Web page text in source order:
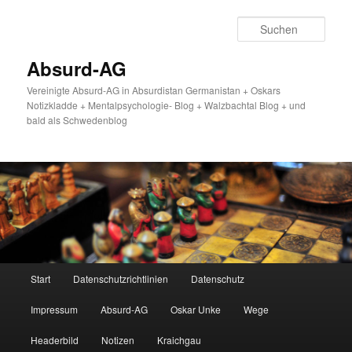
Absurd-AG
Vereinigte Absurd-AG in Absurdistan Germanistan + Oskars
Notizkladde + Mentalpsychologie- Blog + Walzbachtal Blog + und
bald als Schwedenblog
Start Datenschutzrichtlinien Datenschutz
Impressum Absurd-AG Oskar Unke Wege
Headerbild Notizen Kraichgau